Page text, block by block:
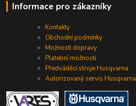
Informace pro zákazníky
Kontakty
Obchodní podmínky
Možnosti dopravy
Platební možnosti
Předváděcí stroje Husqvarna
Autorizovaný servis Husqvarna